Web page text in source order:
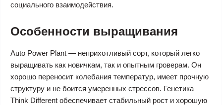
социального взаимодействия.
Особенности выращивания
Auto Power Plant — неприхотливый сорт, который легко
выращивать как новичкам, так и опытным гроверам. Он
хорошо переносит колебания температур, имеет прочную
структуру и не боится умеренных стрессов. Генетика
Think Different обеспечивает стабильный рост и хорошую